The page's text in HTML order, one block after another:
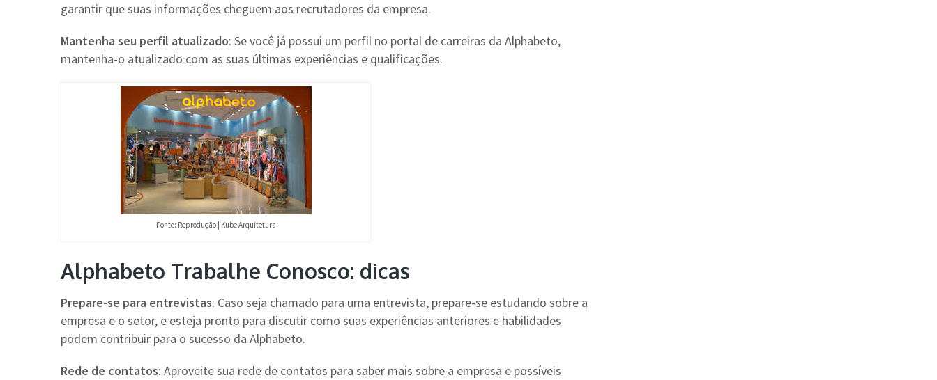
garantir que suas informações cheguem aos recrutadores da empresa.
Mantenha seu perfil atualizado: Se você já possui um perfil no portal de carreiras da Alphabeto,
mantenha-o atualizado com as suas últimas experiências e qualificações.
Fonte: Reprodução | Kube Arquitetura
Alphabeto Trabalhe Conosco: dicas
Prepare-se para entrevistas: Caso seja chamado para uma entrevista, prepare-se estudando sobre a
empresa e o setor, e esteja pronto para discutir como suas experiências anteriores e habilidades
podem contribuir para o sucesso da Alphabeto.
Rede de contatos: Aproveite sua rede de contatos para saber mais sobre a empresa e possíveis